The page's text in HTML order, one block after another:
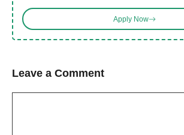
Apply Now
Leave a Comment